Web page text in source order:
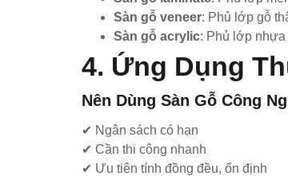
Sàn gỗ veneer: Phủ lớp gỗ
Sàn gỗ acrylic: Phủ lớp nhựa
4. Ứng Dụng
Nên Dùng Sàn Gỗ Công
✔ Ngân sách có hạn
✔ Cần thi công nhanh
✔ Ưu tiên tính đồng đều, ổn định